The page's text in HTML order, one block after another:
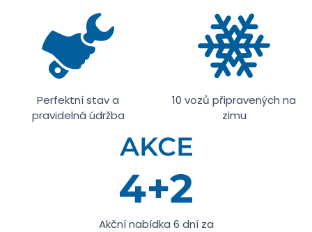
Perfektní stav a
pravidelná údržba
10 vozů připravených na
zimu
Akční nabídka 6 dní za